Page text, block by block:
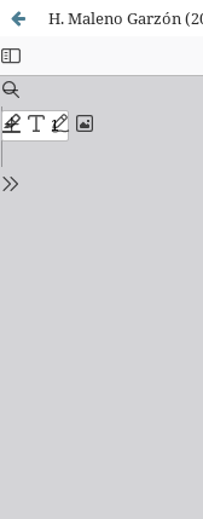
H. Maleno Garzón